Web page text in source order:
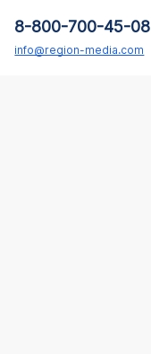
8-800-700-45-08
info@region-media.com